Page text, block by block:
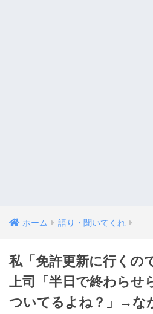
ホーム 語り・聞いてくれ
私「免許更新に行くの
上司「半日で終わらせ
ついてるよね？」→な